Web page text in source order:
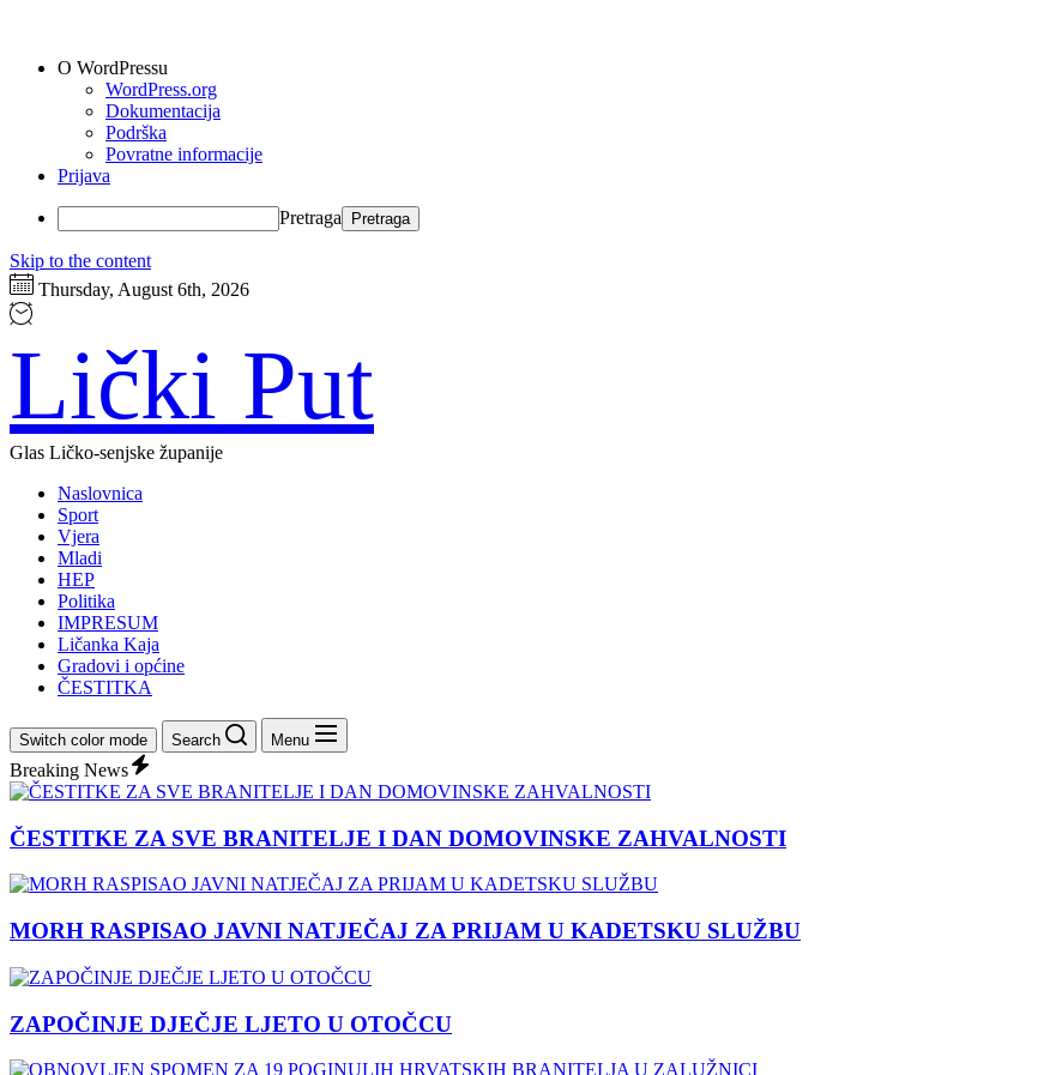
O WordPressu
WordPress.org
Dokumentacija
Podrška
Povratne informacije
Prijava
Pretraga
Skip to the content
Thursday, August 6th, 2026
Lički Put
Glas Ličko-senjske županije
Naslovnica
Sport
Vjera
Mladi
HEP
Politika
IMPRESUM
Ličanka Kaja
Gradovi i općine
ČESTITKA
Switch color mode Search Menu
Breaking News
ČESTITKE ZA SVE BRANITELJE I DAN DOMOVINSKE ZAHVALNOSTI
MORH RASPISAO JAVNI NATJEČAJ ZA PRIJAM U KADETSKU SLUŽBU
ZAPOČINJE DJEČJE LJETO U OTOČCU